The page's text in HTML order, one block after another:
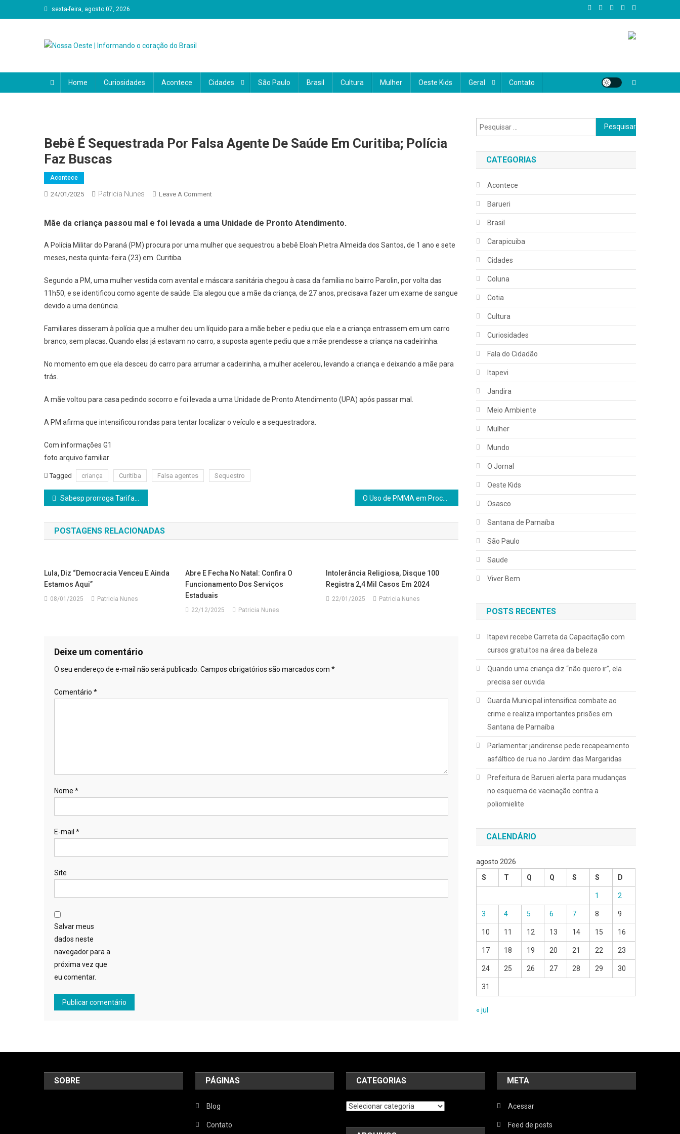
to
sexta-feira, agosto 07, 2026
política, economia, cultura, eventos e tudo o que impacta a vida da nossa comunidade. Nosso compromisso é conectar você ao que realmente importa, valorizando as histórias, vozes e desafios do
coração do Brasil. Aqui, a notícia é feita para você e por você.
Home Curiosidades Acontece Cidades São Paulo Brasil Cultura Mulher Oeste Kids Geral Contato
Bebê É Sequestrada Por Falsa Agente De Saúde Em Curitiba; Polícia
Faz Buscas
Acontece
24/01/2025 Patricia Nunes Leave A CommentOn
Em
Faz
Buscas
Mãe da criança passou mal e foi levada a uma Unidade de Pronto Atendimento.
A Polícia Militar do Paraná (PM) procura por uma mulher que sequestrou a bebê Eloah Pietra Almeida dos Santos, de 1 ano e sete
meses, nesta quinta-feira (23) em Curitiba.
Segundo a PM, uma mulher vestida com avental e máscara sanitária chegou à casa da família no bairro Parolin, por volta das
11h50, e se identificou como agente de saúde. Ela alegou que a mãe da criança, de 27 anos, precisava fazer um exame de sangue
devido a uma denúncia.
Familiares disseram à polícia que a mulher deu um líquido para a mãe beber e pediu que ela e a criança entrassem em um carro
branco, sem placas. Quando elas já estavam no carro, a suposta agente pediu que a mãe prendesse a criança na cadeirinha.
No momento em que ela desceu do carro para arrumar a cadeirinha, a mulher acelerou, levando a criança e deixando a mãe para
trás.
A mãe voltou para casa pedindo socorro e foi levada a uma Unidade de Pronto Atendimento (UPA) após passar mal.
A PM afirma que intensificou rondas para tentar localizar o veículo e a sequestradora.
Com informações G1
foto arquivo familiar
Tagged criança Curitiba Falsa agentes Sequestro
Navegação
de
Post
Sabesp prorroga Tarifa Social por seis meses para garantir oportunidade de inscrição no CadÚnico
POSTAGENS RELACIONADAS
Lula, Diz “Democracia Venceu E Ainda
Estamos Aqui”
08/01/2025 Patricia Nunes
Abre E Fecha No Natal: Confira O
Funcionamento Dos Serviços
Estaduais
22/12/2025 Patricia Nunes
Intolerância Religiosa, Disque 100
Registra 2,4 Mil Casos Em 2024
22/01/2025 Patricia Nunes
Deixe um comentário
O seu endereço de e-mail não será publicado. Campos obrigatórios são marcados com *
Comentário *
Nome *
E-mail *
Site
Salvar meus
dados neste
navegador para a
próxima vez que
eu comentar.
Pesquisar
por:
CATEGORIAS
Acontece
Barueri
Brasil
Carapicuiba
Cidades
Coluna
Cotia
Cultura
Curiosidades
Fala do Cidadão
Itapevi
Jandira
Meio Ambiente
Mulher
Mundo
O Jornal
Oeste Kids
Osasco
Santana de Parnaíba
São Paulo
Saude
Viver Bem
POSTS RECENTES
Itapevi recebe Carreta da Capacitação com
cursos gratuitos na área da beleza
Quando uma criança diz “não quero ir”, ela
precisa ser ouvida
Guarda Municipal intensifica combate ao
crime e realiza importantes prisões em
Santana de Parnaíba
Parlamentar jandirense pede recapeamento
asfáltico de rua no Jardim das Margaridas
Prefeitura de Barueri alerta para mudanças
no esquema de vacinação contra a
poliomielite
CALENDÁRIO
agosto 2026
S
T Q Q S S D
1 2
3 4 5 6 7 8 9
10 11 12 13 14 15 16
17 18 19 20 21 22 23
24 25 26 27 28 29 30
31
« jul
SOBRE PÁGINAS
Blog
Contato
CATEGORIAS
Categorias
META
Acessar
Feed de posts